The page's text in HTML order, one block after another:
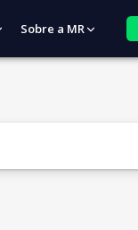
Sobre a MR